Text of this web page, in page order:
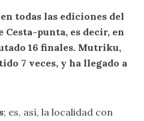
todas las ediciones del
punta, es decir, en
16 finales. Mutriku,
7 veces, y ha llegado a
; es, así, la localidad con